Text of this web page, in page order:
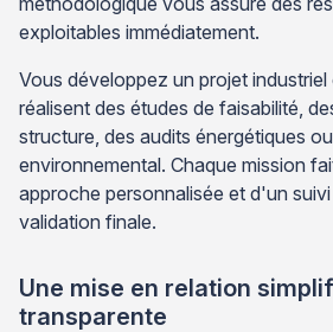
exploitables immédiatement.
Vous développez un projet
réalisent des études de faisabilité,
structure, des audits énergétiques
environnemental. Chaque mission
approche personnalisée et d'un
validation finale.
Une mise en relation
transparente